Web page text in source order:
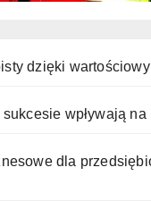
dzięki
wpływają
dla